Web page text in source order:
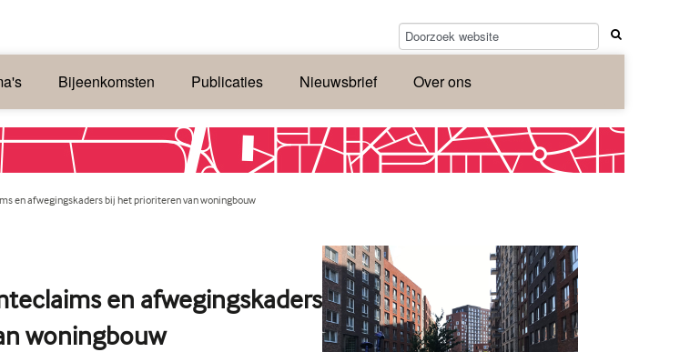
Bijeenkomsten Publicaties Nieuwsbrief Over ons
en afwegingskaders bij het prioriteren van woningbouw
en afwegingskaders
woningbouw